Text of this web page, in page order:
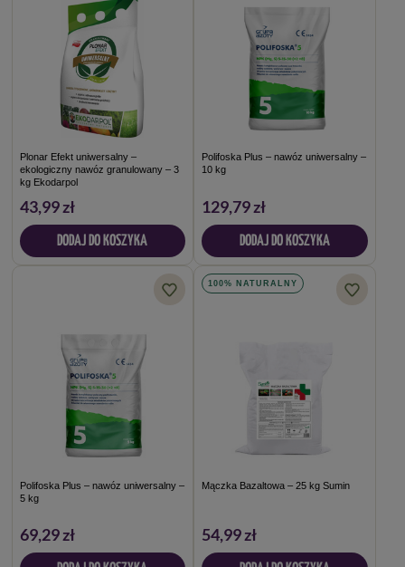
Plonar Efekt uniwersalny –
ekologiczny nawóz granulowany – 3
kg Ekodarpol
43,99 zł
DODAJ DO KOSZYKA
Polifoska Plus – nawóz uniwersalny –
10 kg
129,79 zł
DODAJ DO KOSZYKA
Polifoska Plus – nawóz uniwersalny –
5 kg
69,29 zł
100% NATURALNY
Mączka Bazaltowa – 25 kg Sumin
54,99 zł